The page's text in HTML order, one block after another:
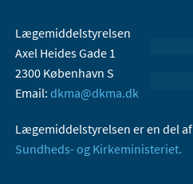
Lægemiddelstyrelsen
Axel Heides Gade 1
2300 København S
Email: dkma@dkma.dk
Lægemiddelstyrelsen er en del af
Sundheds- og Kirkeministeriet.